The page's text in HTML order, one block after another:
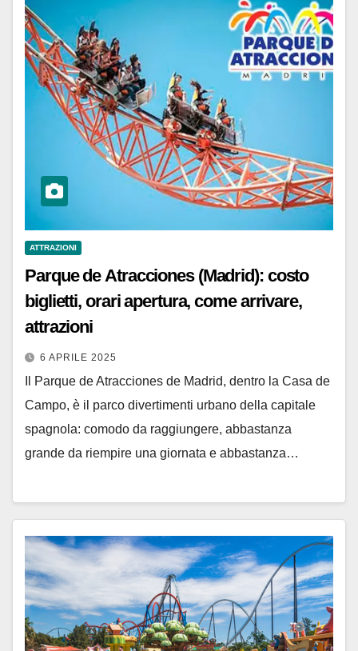
ATTRAZIONI
Parque de Atracciones (Madrid): costo
biglietti, orari apertura, come arrivare,
attrazioni
6 APRILE 2025
Il Parque de Atracciones de Madrid, dentro la Casa de
Campo, è il parco divertimenti urbano della capitale
spagnola: comodo da raggiungere, abbastanza
grande da riempire una giornata e abbastanza…